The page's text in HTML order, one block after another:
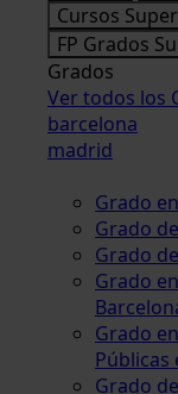
Cursos
FP Grados
Grados
Ver todos los
barcelona
madrid
Grado
Grado
Grado
Grado
Grado
Públicas
Grado